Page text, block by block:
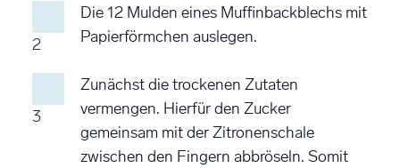
2
Die 12 Mulden eines Muffinbackblechs mit
Papierförmchen auslegen.
3
Zunächst die trockenen Zutaten
vermengen. Hierfür den Zucker
gemeinsam mit der Zitronenschale
zwischen den Fingern abbröseln. Somit